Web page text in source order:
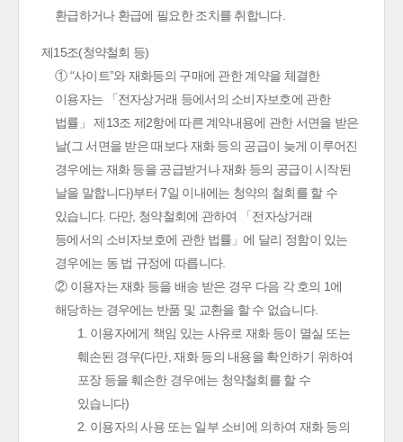
환급하거나 환급에 필요한 조치를 취합니다.
제15조(청약철회 등)
① “사이트”와 재화등의 구매에 관한 계약을 체결한
이용자는 「전자상거래 등에서의 소비자보호에 관한
법률」 제13조 제2항에 따른 계약내용에 관한 서면을 받은
날(그 서면을 받은 때보다 재화 등의 공급이 늦게 이루어진
경우에는 재화 등을 공급받거나 재화 등의 공급이 시작된
날을 말합니다)부터 7일 이내에는 청약의 철회를 할 수
있습니다. 다만, 청약철회에 관하여 「전자상거래
등에서의 소비자보호에 관한 법률」에 달리 정함이 있는
경우에는 동 법 규정에 따릅니다.
② 이용자는 재화 등을 배송 받은 경우 다음 각 호의 1에
해당하는 경우에는 반품 및 교환을 할 수 없습니다.
1. 이용자에게 책임 있는 사유로 재화 등이 멸실 또는
훼손된 경우(다만, 재화 등의 내용을 확인하기 위하여
포장 등을 훼손한 경우에는 청약철회를 할 수
있습니다)
2. 이용자의 사용 또는 일부 소비에 의하여 재화 등의